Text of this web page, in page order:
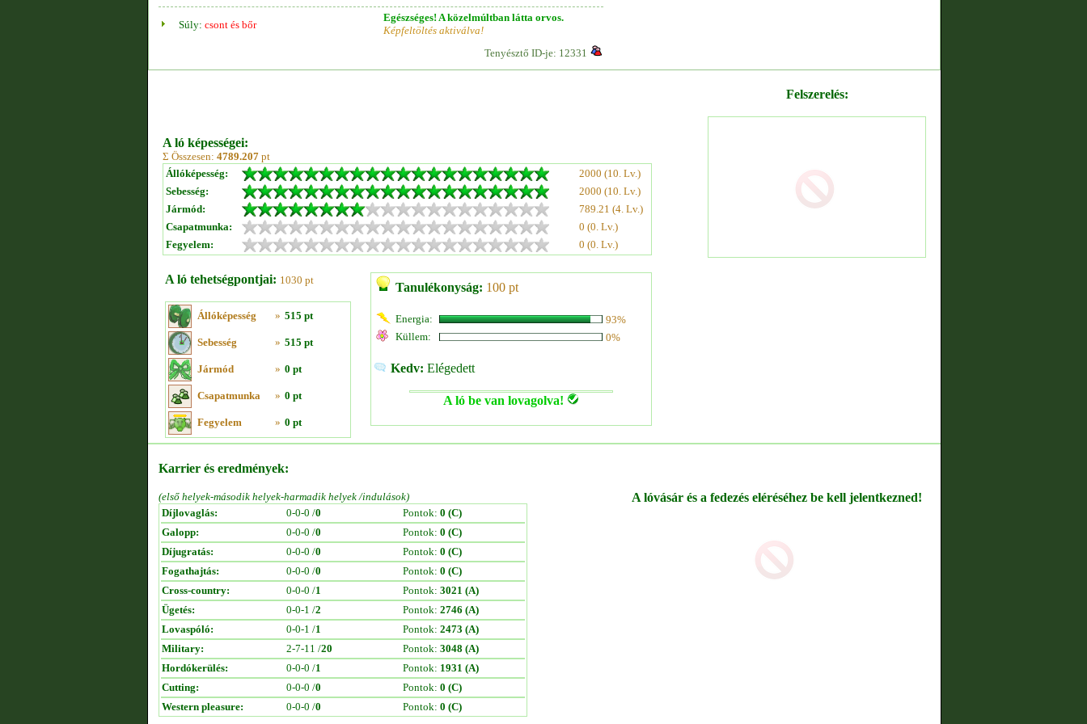
Súly: csont és bőr
Egészséges! A közelmúltban látta orvos.
Képfeltöltés aktiválva!
Tenyésztő ID-je: 12331
A ló képességei:
Σ Összesen: 4789.207 pt
Állóképesség:
2000 (10. Lv.)
Sebesség:
2000 (10. Lv.)
Jármód:
789.21 (4. Lv.)
Csapatmunka:
0 (0. Lv.)
Fegyelem:
0 (0. Lv.)
A ló tehetségpontjai: 1030 pt
Állóképesség » 515 pt
Sebesség » 515 pt
Jármód » 0 pt
Csapatmunka » 0 pt
Fegyelem » 0 pt
Tanulékonyság: 100 pt
Energia:
93%
Küllem:
0%
Kedv: Elégedett
A ló be van lovagolva!
Felszerelés:
Karrier és eredmények:
(első helyek-második helyek-harmadik helyek /indulások)
Díjlovaglás:
0-0-0 /0 Pontok: 0 (C)
Galopp:
0-0-0 /0 Pontok: 0 (C)
Díjugratás:
0-0-0 /0 Pontok: 0 (C)
Fogathajtás:
0-0-0 /0 Pontok: 0 (C)
Cross-country:
0-0-0 /1 Pontok: 3021 (A)
Ügetés:
0-0-1 /2 Pontok: 2746 (A)
Lovaspóló:
0-0-1 /1 Pontok: 2473 (A)
Military:
2-7-11 /20 Pontok: 3048 (A)
Hordókerülés:
0-0-0 /1 Pontok: 1931 (A)
Cutting:
0-0-0 /0 Pontok: 0 (C)
Western pleasure:
0-0-0 /0 Pontok: 0 (C)
A lóvásár és a fedezés eléréséhez be kell jelentkezned!